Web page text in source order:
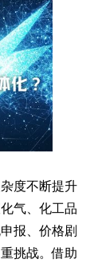
度不断提升
气、化工品
报、价格剧
挑战。借助